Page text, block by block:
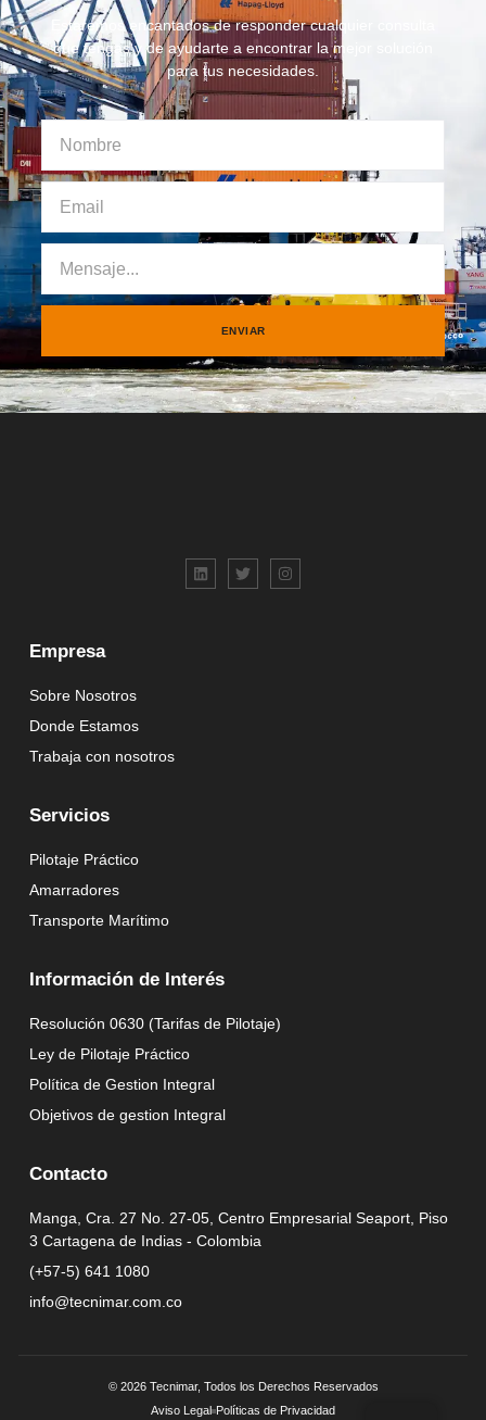
Estaremos encantados de responder cualquier consulta
que tengas y de ayudarte a encontrar la mejor solución
para tus necesidades.
ENVIAR
Empresa
Sobre Nosotros
Donde Estamos
Trabaja con nosotros
Servicios
Pilotaje Práctico
Amarradores
Transporte Marítimo
Información de Interés
Resolución 0630 (Tarifas de Pilotaje)
Ley de Pilotaje Práctico
Política de Gestion Integral
Objetivos de gestion Integral
Contacto
Manga, Cra. 27 No. 27-05, Centro Empresarial Seaport, Piso
3 Cartagena de Indias - Colombia
(+57-5) 641 1080
info@tecnimar.com.co
© 2026 Tecnimar, Todos los Derechos Reservados
Aviso Legal
Políticas de Privacidad